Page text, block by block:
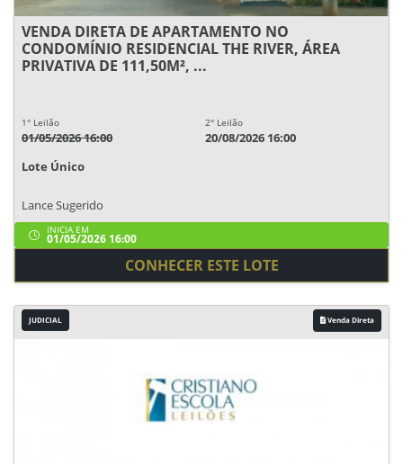
VENDA DIRETA DE APARTAMENTO NO
CONDOMÍNIO RESIDENCIAL THE RIVER, ÁREA
PRIVATIVA DE 111,50M², ...
1° Leilão
01/05/2026 16:00
2° Leilão
20/08/2026 16:00
Lote Único
Lance Sugerido
INICIA EM
01/05/2026 16:00
CONHECER ESTE LOTE
JUDICIAL Venda Direta